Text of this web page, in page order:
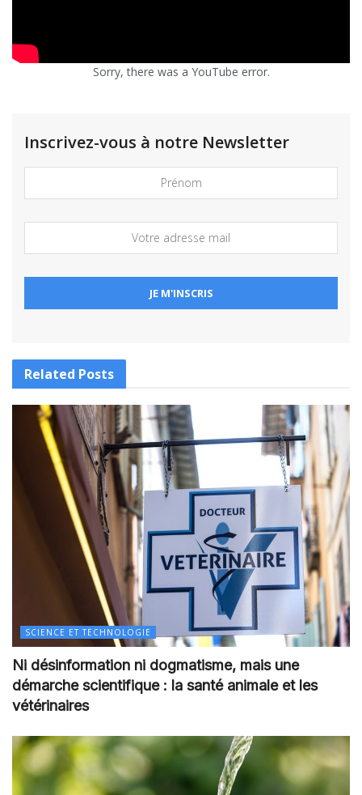
Sorry, there was a YouTube error.
Inscrivez-vous à notre Newsletter
Related Posts
SCIENCE ET TECHNOLOGIE
Ni désinformation ni dogmatisme, mais une
démarche scientifique : la santé animale et les
vétérinaires